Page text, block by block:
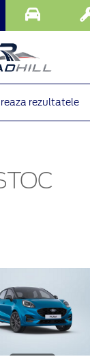
rezultatele